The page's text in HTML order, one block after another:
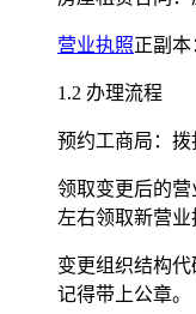
营业执照正副本
1.2 办理流程
预约工商局：拨
领取变更后的营
左右领取新营业
变更组织结构代
记得带上公章。